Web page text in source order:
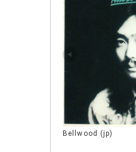
Bellwood (jp)